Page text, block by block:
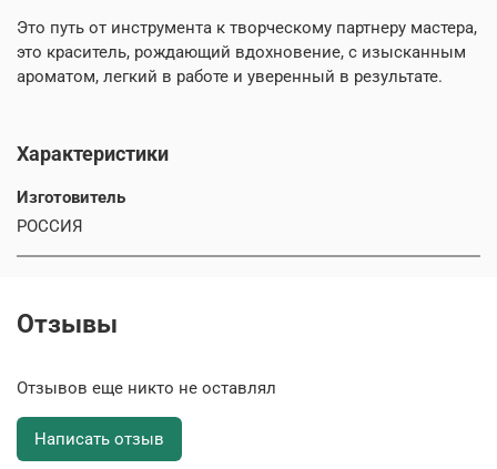
Это путь от инструмента к творческому партнеру мастера,
это краситель, рождающий вдохновение, с изысканным
ароматом, легкий в работе и уверенный в результате.
Характеристики
Изготовитель
РОССИЯ
Отзывы
Отзывов еще никто не оставлял
Написать отзыв